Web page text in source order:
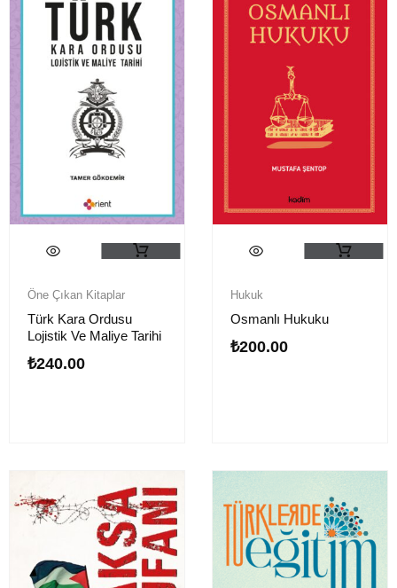
Öne Çıkan Kitaplar
Türk Kara Ordusu
Lojistik Ve Maliye Tarihi
₺240.00
Hukuk
Osmanlı Hukuku
₺200.00